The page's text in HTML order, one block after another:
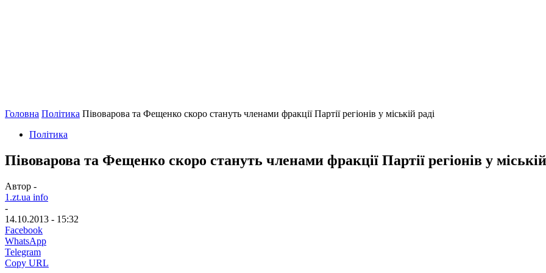
Головна Політика Півоварова та Фещенко скоро стануть членами фракції Партії регіонів у міській раді
Політика
Півоварова та Фещенко скоро стануть членами фракції Партії регіонів у
Автор -
1.zt.ua info
-
14.10.2013 - 15:32
Facebook
WhatsApp
Telegram
Copy URL